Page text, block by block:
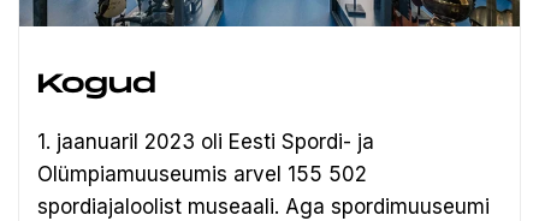
Kogud
1. jaanuaril 2023 oli Eesti Spordi- ja
Olümpiamuuseumis arvel 155 502
spordiajaloolist museaali. Aga spordimuuseumi